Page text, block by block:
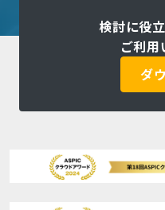
検討に役
ご利用
ダ